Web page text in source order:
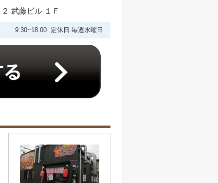
武藤ビル １Ｆ
9:30~18:00 定休日:毎週水曜日